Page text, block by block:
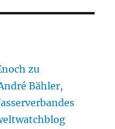
zu
Bähler,